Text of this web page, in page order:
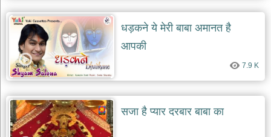
दयाल
भजन
bawa
lal
dayal
bhajans
शनि
देव
भजन
shani
dev
धड़कने ये मेरी बाबा अमानत है
आपकी
7.9 K
सजा है प्यार दरबार बाबा का